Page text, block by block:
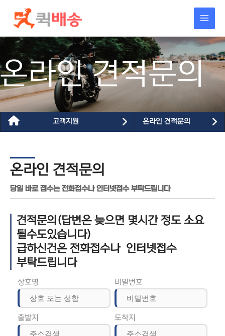
건너뛰기
온라인 견적문의
고객지원 온라인 견적문의
온라인 견적문의
당일 바로 접수는 전화접수나 인터넷접수 부탁드립니다
견적문의(답변은 늦으면 몇시간 정도 소요
될수도있습니다)
급하신건은 전화접수나 인터넷접수
부탁드립니다
상호명 비밀번호
출발지 도착지